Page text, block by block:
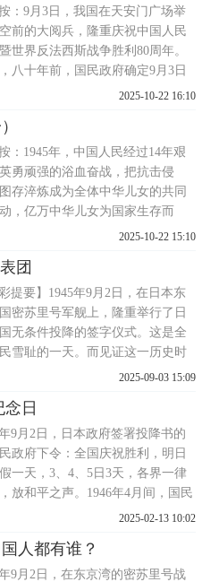
也为迎接抗战胜利的到来而兴奋地
华社新闻台不断收
：9月3日，我国在天安门广场举
前的大阅兵，隆重庆祝中国人民
世界反法西斯战争胜利80周年。
八十年前，国民政府确定9月3日
争胜利日；中华人民共和国成立
确定9月3日为纪念日并延续至今，
民族记忆的重要坐标。1945年9月2
府在东京湾美
2025-10-22 16:10
：1945年，中国人民经过14年艰
勇顽强的浴血奋战，把抗击侵
存淬炼成为全体中华儿女的共同
，亿万中华儿女为国家生存而
族复兴而战、为人类正义而战，最
，在抗战胜利到来的时刻，报纸、
自的方式记录下了许多激动人心的
后，当我们在档案
2025-10-22 15:10
团
彩提要】1945年9月2日，在日本东
密苏里号军舰上，隆重举行了日
无条件投降的签字仪式。这是全
雪耻的一天。而见证这一历史时
代表团，自组团到出席受降仪式，
昌在日本投降书上签字▲日本外
投降书上签字徐永昌担任团长8月
日
2025-09-03 15:09
念日
9月2日，日本政府签署投降书的
政府下令：全国庆祝胜利，明日
一天，3、4、5日3天，各界一律
放和平之声。1946年4月间，国民
：以9月3日为抗战胜利纪念日。
假办法》，其中也有抗战胜利纪
间定在8月15日。对此，社会上有
2025-02-13 10:02
人都有谁？
9月2日，在东京湾的密苏里号战